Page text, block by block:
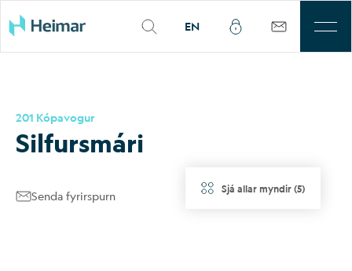
EN
Þjónusta
Kjarnasvæði
201 Kópavogur
Silf­ursmári
Senda fyrirspurn Sjá allar myndir(5)